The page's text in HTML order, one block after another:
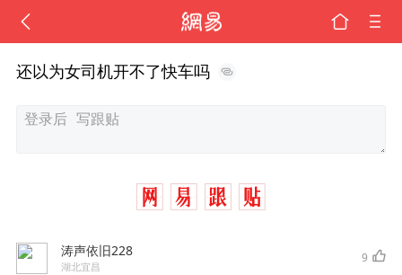
还以为女司机开不了快车吗
涛声依旧228
湖北宜昌
9